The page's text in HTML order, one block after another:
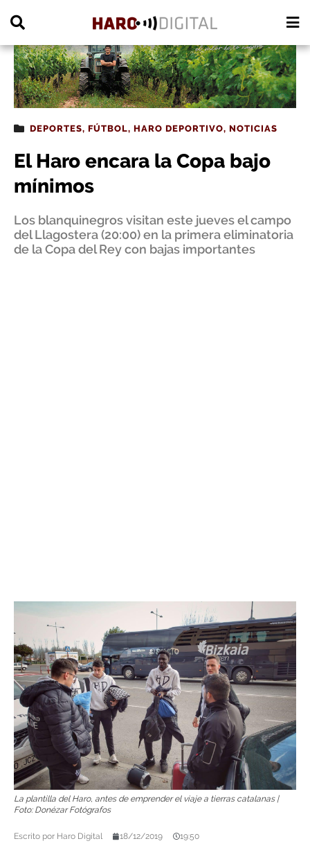
DEPORTES, FÚTBOL, HARO DEPORTIVO, NOTICIAS
El Haro encara la Copa bajo
mínimos
Los blanquinegros visitan este jueves el campo
del Llagostera (20:00) en la primera eliminatoria
de la Copa del Rey con bajas importantes
La plantilla del Haro, antes de emprender el viaje a tierras catalanas |
Foto: Donézar Fotógrafos
Escrito por Haro Digital 18/12/2019 19:50